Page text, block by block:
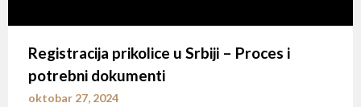
Registracija prikolice u Srbiji – Proces i
potrebni dokumenti
oktobar 27, 2024